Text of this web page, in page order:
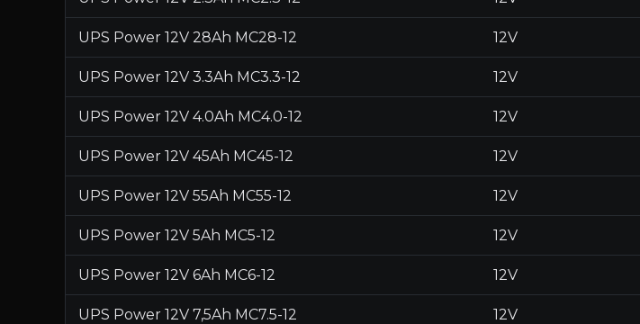
UPS Power 12V 28Ah MC28-12 12V
UPS Power 12V 3.3Ah MC3.3-12 12V
UPS Power 12V 4.0Ah MC4.0-12 12V
UPS Power 12V 45Ah MC45-12 12V
UPS Power 12V 55Ah MC55-12 12V
UPS Power 12V 5Ah MC5-12 12V
UPS Power 12V 6Ah MC6-12 12V
UPS Power 12V 7,5Ah MC7.5-12 12V